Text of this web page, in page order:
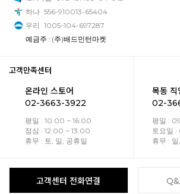
하나 556-910013-65404
우리 1005-104-697287
예금주 : (주)배드민턴마켓
고객만족센터
온라인 스토어
02-3663-3922
평일 : 10:00 ~ 16:00
점심 : 12:00 ~ 13:00
휴무 : 토, 일, 공휴일
목동 직
02-
평일 :
토요일
휴무 :
고객센터 전화연결